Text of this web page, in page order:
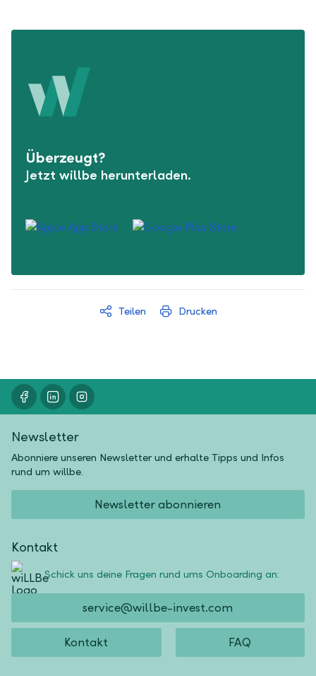
Überzeugt?
Jetzt willbe herunterladen.
Teilen Drucken
Newsletter
Abonniere unseren Newsletter und erhalte Tipps und Infos
rund um willbe.
Newsletter abonnieren
Kontakt
Schick uns deine Fragen rund ums Onboarding an:
service@willbe-invest.com
Kontakt FAQ